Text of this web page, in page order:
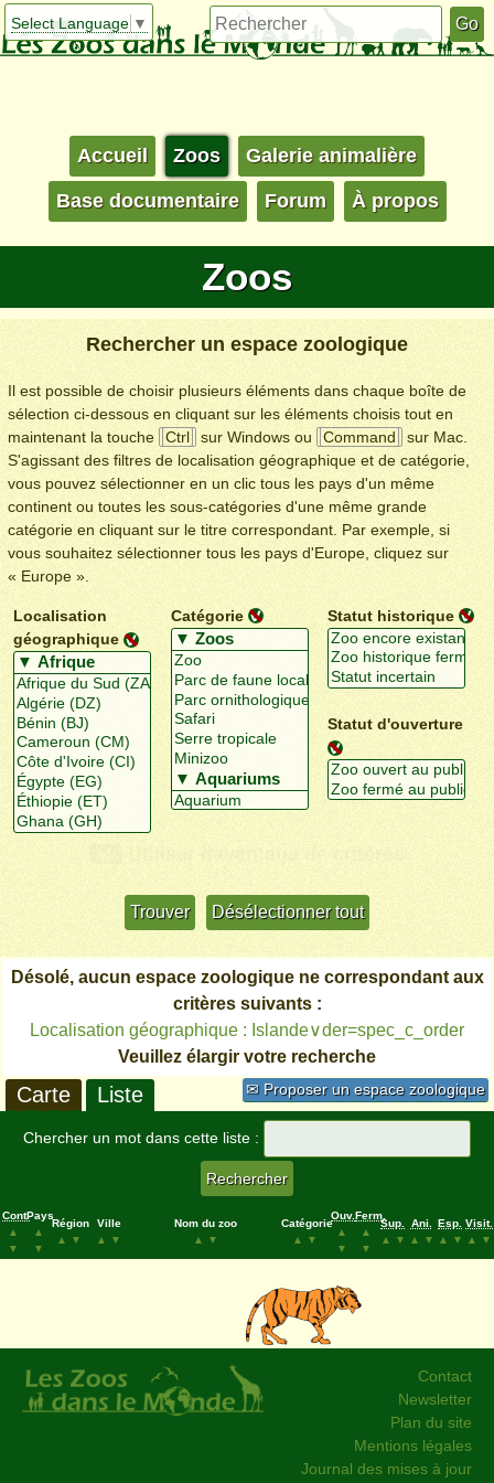
Select Language ▼
Accueil Zoos Galerie animalière
Base documentaire Forum À propos
Zoos
Rechercher un espace zoologique
Il est possible de choisir plusieurs éléments dans chaque boîte de
sélection ci-dessous en cliquant sur les éléments choisis tout en
maintenant la touche
Ctrl sur Windows ou Command
sur Mac.
S'agissant des filtres de localisation géographique et de catégorie,
vous pouvez sélectionner en un clic tous les pays d'un même
continent ou toutes les sous-catégories d'une même grande
catégorie en cliquant sur le titre correspondant. Par exemple, si
vous souhaitez sélectionner tous les pays d'Europe, cliquez sur
« Europe ».
Localisation
géographique
Catégorie Statut historique
Statut d'ouverture
Désolé, aucun espace zoologique ne correspondant aux
critères suivants :
Localisation géographique : Islande∨der=spec_c_order
Veuillez élargir votre recherche
✉ Proposer un espace zoologique
Carte Liste
Chercher un mot dans cette liste :
Cont.
▲
▼
Pays
▲
▼
Région
▲
▼
Ville
▲
▼
Nom du zoo
▲
▼
Catégorie
▲
▼
Ouv.
▲
▼
Ferm.
▲
▼
Sup.
▲
▼
Ani.
▲
▼
Esp.
▲
▼
Visit.
▲
▼
Contact
Newsletter
Plan du site
Mentions légales
Journal des mises à jour